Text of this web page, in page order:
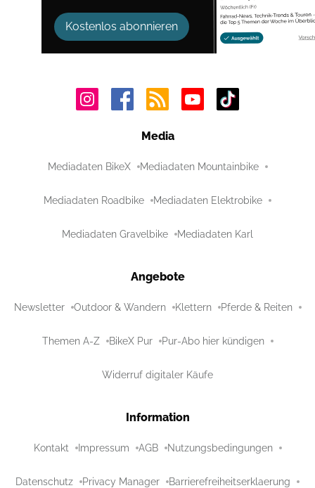
Kostenlos abonnieren
Media
Mediadaten BikeX Mediadaten Mountainbike
Mediadaten Roadbike Mediadaten Elektrobike
Mediadaten Gravelbike Mediadaten Karl
Angebote
Newsletter Outdoor & Wandern Klettern Pferde & Reiten
Themen A-Z BikeX Pur Pur-Abo hier kündigen
Widerruf digitaler Käufe
Information
Kontakt Impressum AGB Nutzungsbedingungen
Datenschutz Privacy Manager Barrierefreiheitserklaerung